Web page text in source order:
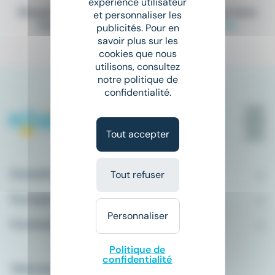
Elargissez vos critères de recherche ou bien
consultez la totalité de nos offres
Comment ça marche ?
et personnaliser les
publicités. Pour en
savoir plus sur les
cookies que nous
utilisons, consultez
notre politique de
confidentialité.
Tout accepter
Tout refuser
Personnaliser
Politique de
confidentialité